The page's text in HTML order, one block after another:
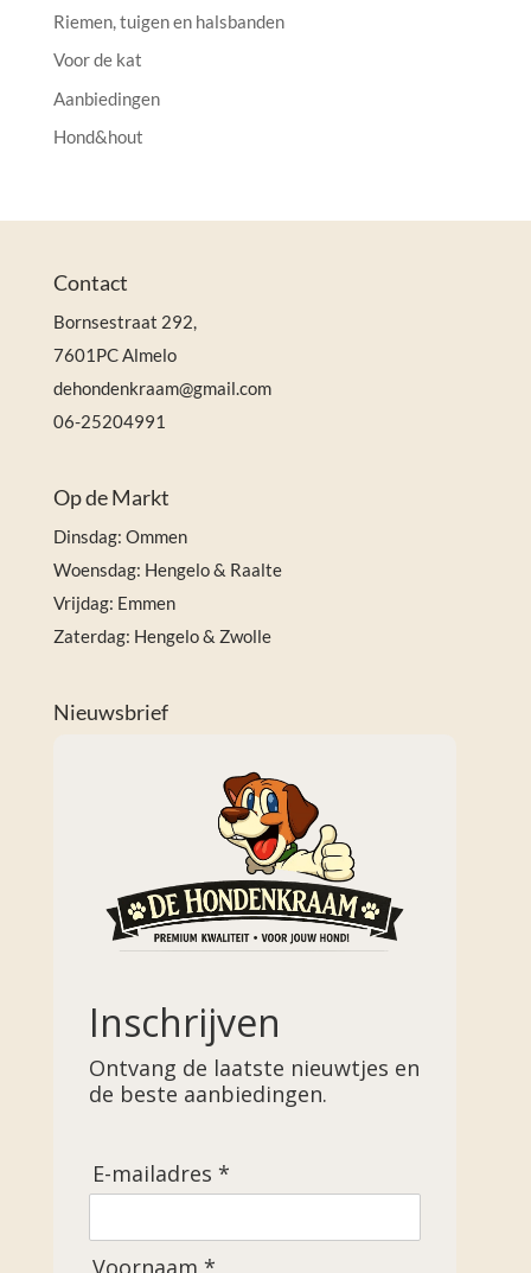
Riemen, tuigen en halsbanden
Voor de kat
Aanbiedingen
Hond&hout
Contact
Bornsestraat 292,
7601PC Almelo
dehondenkraam@gmail.com
06-25204991
Op de Markt
Dinsdag: Ommen
Woensdag: Hengelo & Raalte
Vrijdag: Emmen
Zaterdag: Hengelo & Zwolle
Nieuwsbrief
Inschrijven
Ontvang de laatste nieuwtjes en
de beste aanbiedingen.
E-mailadres *
Voornaam *